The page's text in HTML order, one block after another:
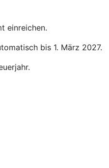
einreichen.
bis 1. März 2027.